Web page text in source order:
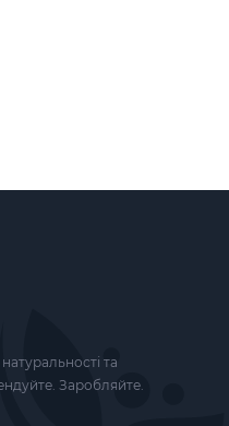
та
Заробляйте.